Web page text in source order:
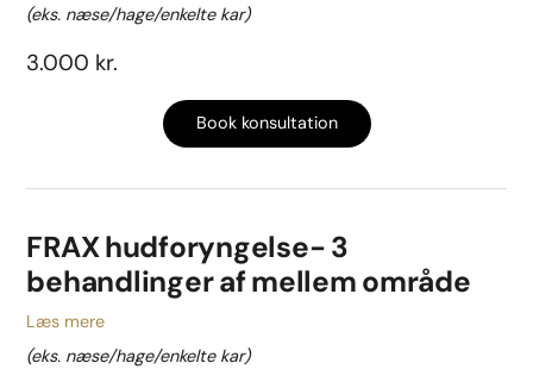
(eks. næse/hage/enkelte kar)
3.000 kr.
Book konsultation
FRAX hudforyngelse- 3
behandlinger af mellem område
Læs mere
(eks. næse/hage/enkelte kar)